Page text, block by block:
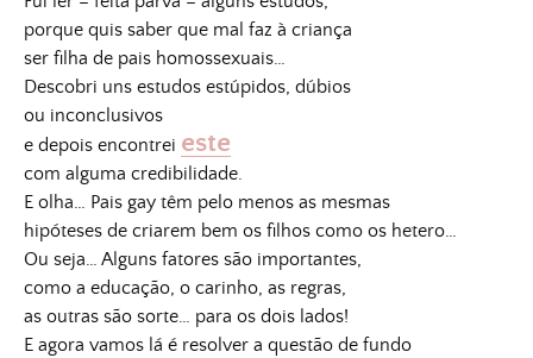
porque quis saber que mal faz à criança
ser filha de pais homossexuais…
Descobri uns estudos estúpidos, dúbios
ou inconclusivos
e depois encontrei este
com alguma credibilidade.
E olha… Pais gay têm pelo menos as mesmas
hipóteses de criarem bem os filhos como os hetero…
Ou seja… Alguns fatores são importantes,
como a educação, o carinho, as regras,
as outras são sorte… para os dois lados!
E agora vamos lá é resolver a questão de fundo